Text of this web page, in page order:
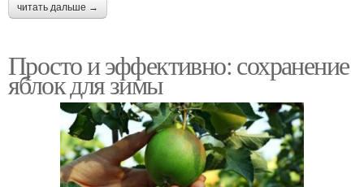
читать дальше →
Просто и эффективно: сохранение
яблок для зимы